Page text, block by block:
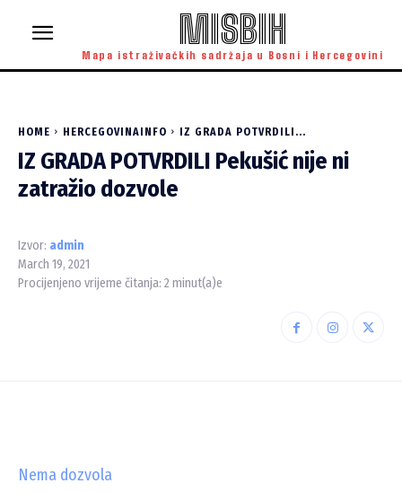
MISBIH
Mapa istraživačkih sadržaja u Bosni i Hercegovini
HOME HERCEGOVINAINFO IZ GRADA POTVRDILI...
IZ GRADA POTVRDILI Pekušić nije ni
zatražio dozvole
Izvor: admin
March 19, 2021
Procijenjeno vrijeme čitanja: 2 minut(a)e
Nema dozvola